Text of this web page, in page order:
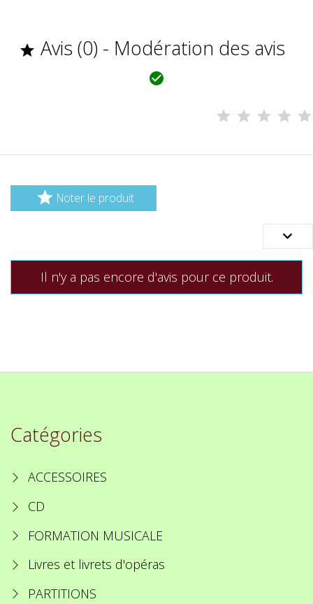
 Avis (0) - Modération des avis

 Noter le produit

Il n'y a pas encore d'avis pour ce produit.
Catégories
ACCESSOIRES
CD
FORMATION MUSICALE
Livres et livrets d'opéras
PARTITIONS